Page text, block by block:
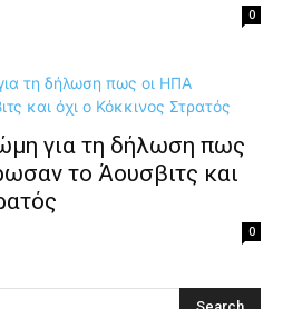
0
για τη δήλωση πως
το Άουσβιτς και
0